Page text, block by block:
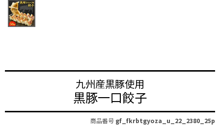
九州産黒豚使用
黒豚一口餃子
商品番号 gf_fkrbtgyoza_u_22_2380_25p